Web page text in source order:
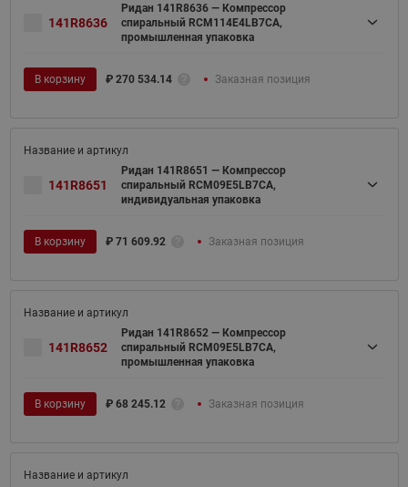
141R8636
Ридан 141R8636 — Компрессор
спиральный RCM114E4LB7CA,
промышленная упаковка
В корзину ₽ 270 534.14 Заказная позиция
141R8651
Ридан 141R8651 — Компрессор
спиральный RCM09E5LB7CA,
индивидуальная упаковка
В корзину ₽ 71 609.92 Заказная позиция
141R8652
Ридан 141R8652 — Компрессор
спиральный RCM09E5LB7CA,
промышленная упаковка
В корзину ₽ 68 245.12 Заказная позиция